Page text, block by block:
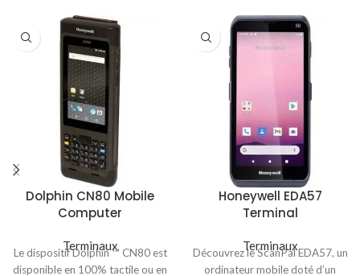
Dolphin CN80 Mobile
Computer
Terminaux
Le dispositif Dolphin ™ CN80 est
disponible en 100% tactile ou en
Honeywell EDA57
Terminal
Terminaux
Découvrez le ScanPal EDA57, un
ordinateur mobile doté d’un